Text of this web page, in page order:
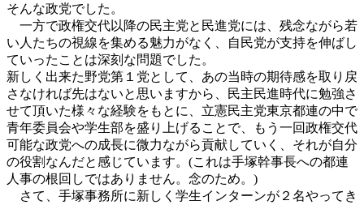
そんな政党でした。
一方で政権交代以降の民主党と民進党には、残念ながら若
い人たちの視線を集める魅力がなく、自民党が支持を伸ばし
ていったことは深刻な問題でした。
新しく出来た野党第１党として、あの当時の期待感を取り戻
さなければ先はないと思いますから、民主民進時代に勉強さ
せて頂いた様々な経験をもとに、立憲民主党東京都連の中で
青年委員会や学生部を盛り上げることで、もう一回政権交代
可能な政党への成長に微力ながら貢献していく、それが自分
の役割なんだと感じています。(これは手塚幹事長への都連
人事の根回しではありません。念のため。)
さて、手塚事務所に新しく学生インターンが２名やってき